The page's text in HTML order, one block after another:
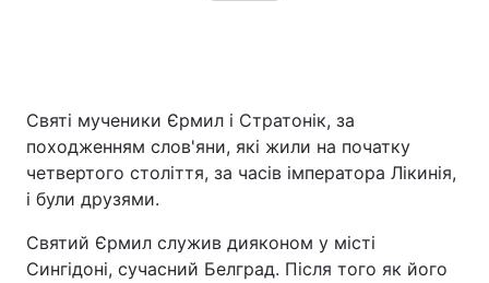
Святі мученики Єрмил і Стратонік, за
походженням слов'яни, які жили на початку
четвертого століття, за часів імператора Лікинія,
і були друзями.
Святий Єрмил служив дияконом у місті
Сингідоні, сучасний Белград. Після того як його